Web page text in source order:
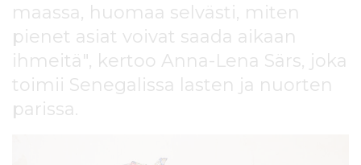
maassa, huomaa selvästi, miten
pienet asiat voivat saada aikaan
ihmeitä", kertoo Anna-Lena Särs, joka
toimii Senegalissa lasten ja nuorten
parissa.